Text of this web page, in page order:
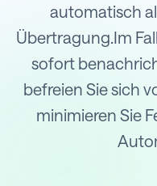
automatisch
Übertragung.Im
sofort
befreien Sie sich
minimieren Sie